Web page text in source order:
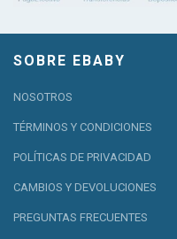
SOBRE EBABY
NOSOTROS
TÉRMINOS Y CONDICIONES
POLÍTICAS DE PRIVACIDAD
CAMBIOS Y DEVOLUCIONES
PREGUNTAS FRECUENTES